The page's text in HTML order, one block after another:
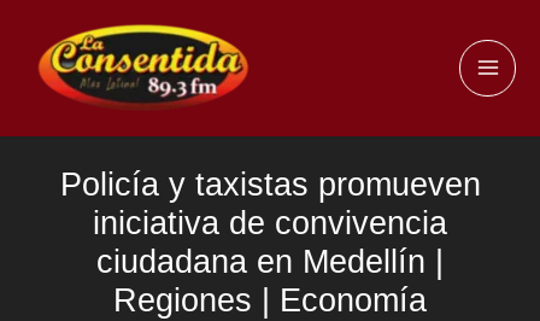
contenido
Policía y taxistas promueven
iniciativa de convivencia
ciudadana en Medellín |
Regiones | Economía